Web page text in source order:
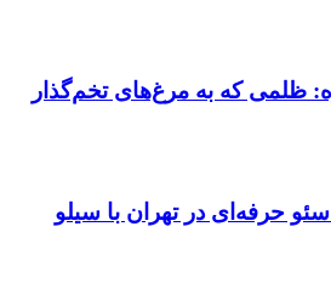
ظلمی که به مرغ‌های تخم‌گذار
حرفه‌ای در تهران با سیلو